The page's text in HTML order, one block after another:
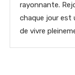
rayonnante.
chaque jour est
de vivre